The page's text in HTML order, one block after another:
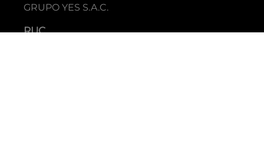
GRUPO YES S.A.C.
RUC